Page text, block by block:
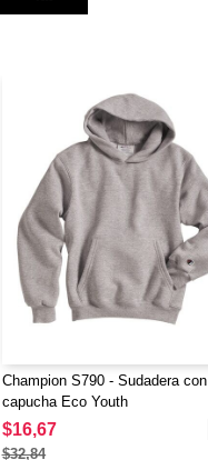
Champion S790 - Sudadera con
capucha Eco Youth
$16,67
$32,84